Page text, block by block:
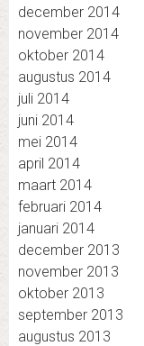
december 2014
november 2014
oktober 2014
augustus 2014
juli 2014
juni 2014
mei 2014
april 2014
maart 2014
februari 2014
januari 2014
december 2013
november 2013
oktober 2013
september 2013
augustus 2013